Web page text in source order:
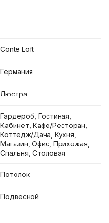
Conte Loft
Германия
Люстра
Гардероб, Гостиная,
Кабинет, Кафе/Ресторан,
Коттедж/Дача, Кухня,
Магазин, Офис, Прихожая,
Спальня, Столовая
Потолок
Подвесной